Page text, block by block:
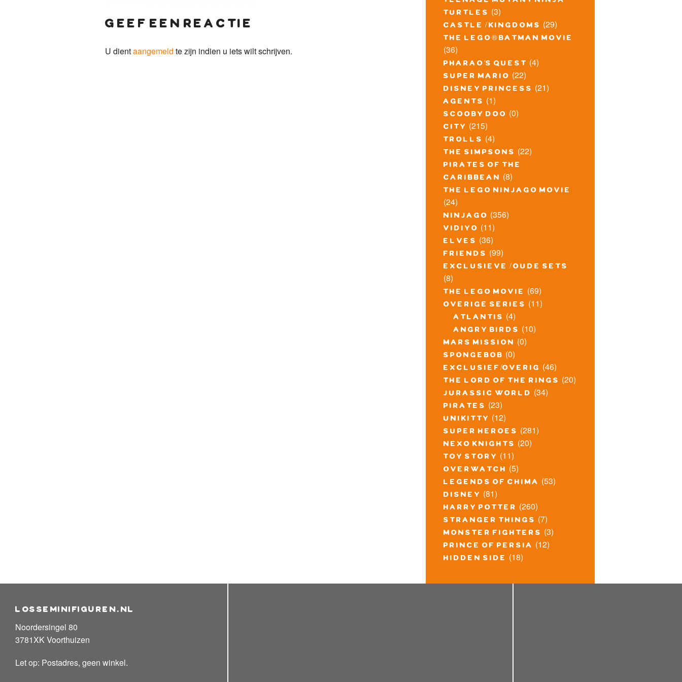
geef een reactie
U dientaangemeld te zijn indien u iets wilt schrijven.
turtles (3)
castle / kingdoms (29)
the lego® batman movie
(36)
pharao's quest (4)
super mario (22)
disney princess (21)
agents (1)
scooby doo (0)
city (215)
trolls (4)
the simpsons (22)
pirates of the
caribbean (8)
the lego ninjago movie
(24)
ninjago (356)
vidiyo (11)
elves (36)
friends (99)
exclusieve / oude sets
(8)
the lego movie (69)
overige series (11)
atlantis (4)
angry birds (10)
mars mission (0)
spongebob (0)
exclusief/overig (46)
the lord of the rings (20)
jurassic world (34)
pirates (23)
unikitty (12)
super heroes (281)
nexo knights (20)
toy story (11)
overwatch (5)
legends of chima (53)
disney (81)
harry potter (260)
stranger things (7)
monster fighters (3)
prince of persia (12)
hidden side (18)
losseminifiguren.nl
Noordersingel 80
3781XK Voorthuizen
Let op: Postadres, geen winkel.